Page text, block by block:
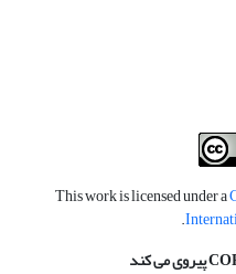
This work is licensed under a
.